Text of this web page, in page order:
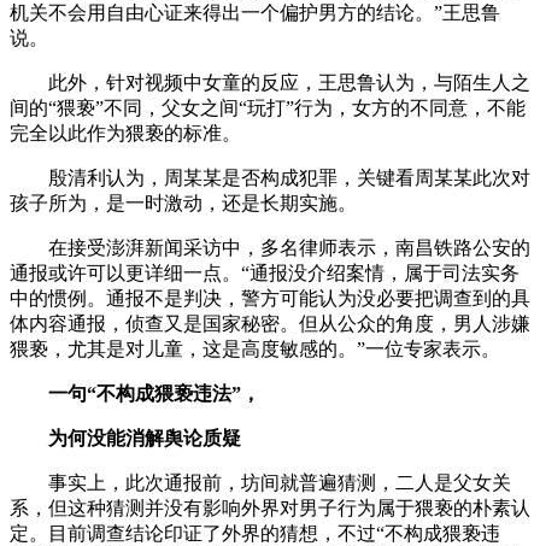
机关不会用自由心证来得出一个偏护男方的结论。”王思鲁
说。
此外，针对视频中女童的反应，王思鲁认为，与陌生人之
间的“猥亵”不同，父女之间“玩打”行为，女方的不同意，不能
完全以此作为猥亵的标准。
殷清利认为，周某某是否构成犯罪，关键看周某某此次对
孩子所为，是一时激动，还是长期实施。
在接受澎湃新闻采访中，多名律师表示，南昌铁路公安的
通报或许可以更详细一点。“通报没介绍案情，属于司法实务
中的惯例。通报不是判决，警方可能认为没必要把调查到的具
体内容通报，侦查又是国家秘密。但从公众的角度，男人涉嫌
猥亵，尤其是对儿童，这是高度敏感的。”一位专家表示。
一句“不构成猥亵违法”，
为何没能消解舆论质疑
事实上，此次通报前，坊间就普遍猜测，二人是父女关
系，但这种猜测并没有影响外界对男子行为属于猥亵的朴素认
定。目前调查结论印证了外界的猜想，不过“不构成猥亵违